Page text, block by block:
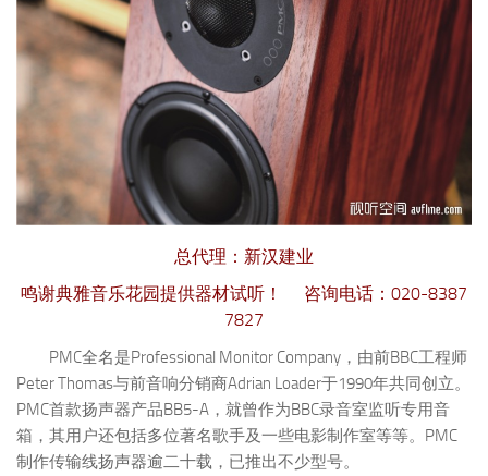
总代理：新汉建业
鸣谢典雅音乐花园提供器材试听！ 咨询电话：020-8387
7827
PMC全名是Professional Monitor Company，由前BBC工程师
Peter Thomas与前音响分销商Adrian Loader于1990年共同创立。
PMC首款扬声器产品BB5-A，就曾作为BBC录音室监听专用音
箱，其用户还包括多位著名歌手及一些电影制作室等等。PMC
制作传输线扬声器逾二十载，已推出不少型号。